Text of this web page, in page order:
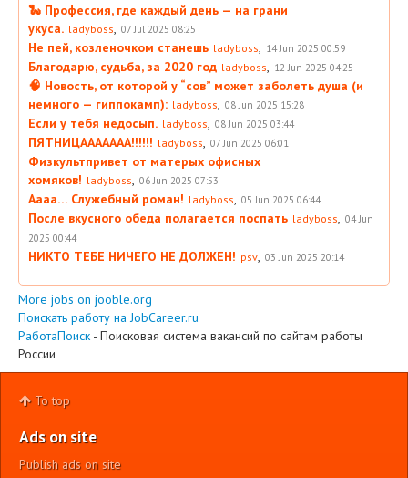
🐍 Профессия, где каждый день — на грани
укуса. ladyboss 07 Jul 2025 08:25
Не пей, козленочком станешь ladyboss 14 Jun 2025 00:59
Благодарю, судьба, за 2020 год ladyboss 12 Jun 2025 04:25
🧠 Новость, от которой у “сов” может заболеть душа (и
немного — гиппокамп): ladyboss 08 Jun 2025 15:28
Если у тебя недосып. ladyboss 08 Jun 2025 03:44
ПЯТНИЦААААААА!!!!!! ladyboss 07 Jun 2025 06:01
Физкультпривет от матерых офисных
хомяков! ladyboss 06 Jun 2025 07:53
Аааа… Служебный роман! ladyboss 05 Jun 2025 06:44
После вкусного обеда полагается поспать ladyboss
04 Jun
2025 00:44
НИКТО ТЕБЕ НИЧЕГО НЕ ДОЛЖЕН! psv 03 Jun 2025 20:14
More jobs on jooble.org
Поискать работу на JobCareer.ru
РаботаПоиск - Поисковая система вакансий по сайтам работы
России
To top
Ads on site
Publish ads on site